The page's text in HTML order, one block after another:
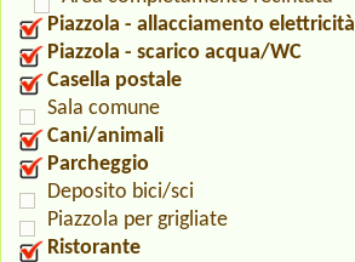
Piazzola - allacciamento elettricità
Piazzola - scarico acqua/WC
Casella postale
Sala comune
Cani/animali
Parcheggio
Deposito bici/sci
Piazzola per grigliate
Ristorante